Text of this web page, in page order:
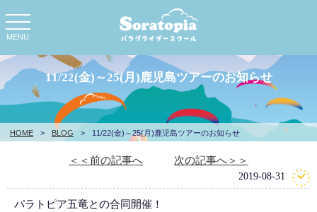
toggle
navigation
MENU
HOME > BLOG > 11/22(金)～25(月)鹿児島ツアーのお知らせ
11/22(金)～25(月)鹿児島ツアーのお知らせ
＜＜前の記事へ 次の記事へ＞＞
2019-08-31
パラトピア五竜との合同開催！